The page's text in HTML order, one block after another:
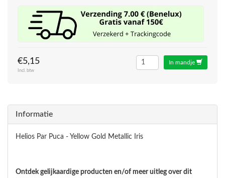
€5,15
Incl. btw
In mandje
Informatie
Helios Par Puca - Yellow Gold Metallic Iris
Ontdek gelijkaardige producten en/of meer uitleg over dit